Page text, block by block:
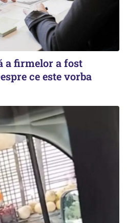
a firmelor a fost
ce este vorba